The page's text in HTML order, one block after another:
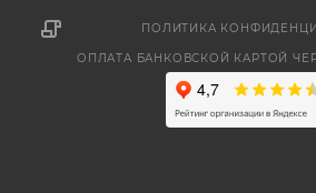
ПОЛИТИКА
ОПЛАТА БАНКОВСКОЙ КАРТОЙ